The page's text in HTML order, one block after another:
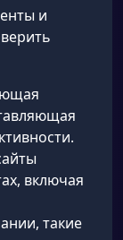
и
включая
такие